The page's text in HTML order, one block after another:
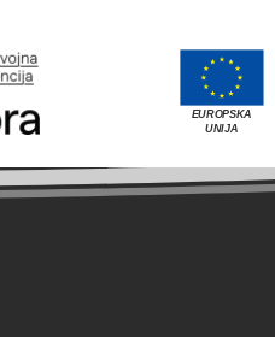
EUROPSKA
UNIJA
dokumenti